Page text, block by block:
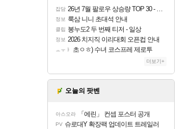
잡담 26년 7월 팔로우 상승량 TOP 30 - 월간 치지직
정보 룩삼 니니 초대석 안내
클립 봉누도2 두 번째 티저 - 일상
정보 2026 치지직 이리대회 오픈컵 안내
ㅗㅜㅑ 초ㅇㅎ) 수녀 코스프레 제로투
더보기+
오늘의 팟벤
아스오라 「에린」 컨셉 포스터 공개
PV 슈로대Y 확장팩 업데이트 트레일러